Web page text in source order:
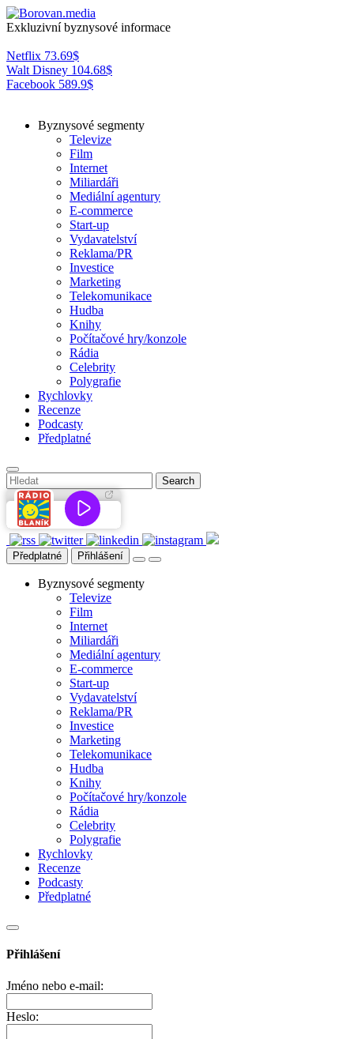
Exkluzivní byznysové informace
Netflix 73.69$
Walt Disney 104.68$
Facebook 589.9$
Byznysové segmenty
Televize
Film
Internet
Miliardáři
Mediální agentury
E-commerce
Start-up
Vydavatelství
Reklama/PR
Investice
Marketing
Telekomunikace
Hudba
Knihy
Počítačové hry/konzole
Rádia
Celebrity
Polygrafie
Rychlovky
Recenze
Podcasty
Předplatné
Předplatné Přihlášení
Byznysové segmenty
Televize
Film
Internet
Miliardáři
Mediální agentury
E-commerce
Start-up
Vydavatelství
Reklama/PR
Investice
Marketing
Telekomunikace
Hudba
Knihy
Počítačové hry/konzole
Rádia
Celebrity
Polygrafie
Rychlovky
Recenze
Podcasty
Předplatné
Přihlášení
Jméno nebo e-mail:
Heslo: